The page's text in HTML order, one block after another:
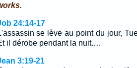
24:14-17
se lève au point du jour,
il dérobe pendant la nuit.…
3:19-21